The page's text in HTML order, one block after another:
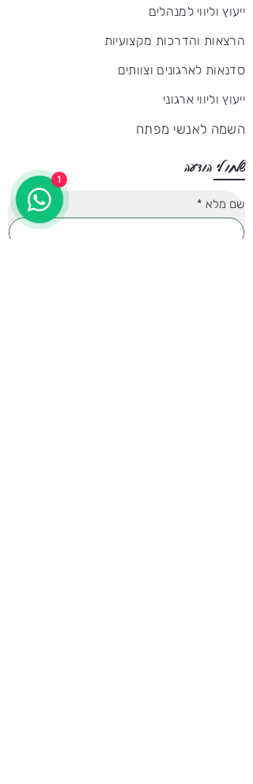
ייעוץ וליווי למנהלים
הרצאות והדרכות מקצועיות
סדנאות לארגונים וצוותים
ייעוץ וליווי ארגוני
השמה לאנשי מפתח
שלחו לי הודעה
שם מלא *
1